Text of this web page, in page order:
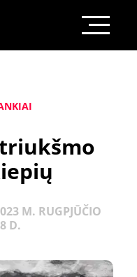
M. RUGPJŪČIO
D.